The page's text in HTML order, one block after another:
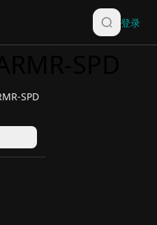
登录
SPD
SPD